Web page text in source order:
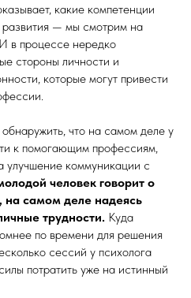
какие компетенции
развития — мы смотрим на
в процессе нередко
стороны личности и
которые могут привести
что на самом деле у
к помогающим профессиям,
улучшение коммуникации с
человек говорит о
на самом деле надеясь
трудности. Куда
по времени для решения
сессий у психолога
потратить уже на истинный